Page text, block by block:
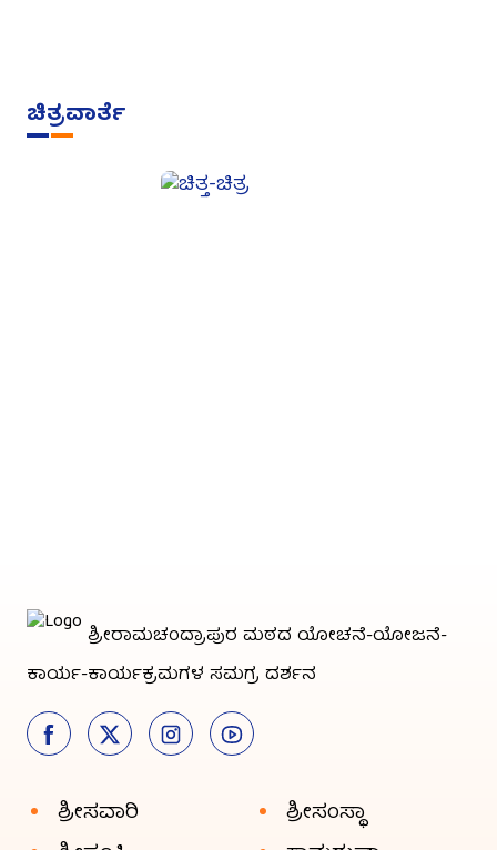
ಚಿತ್ರವಾರ್ತೆ
ಶ್ರೀರಾಮಚಂದ್ರಾಪುರ ಮಠದ ಯೋಚನೆ-ಯೋಜನೆ-
ಕಾರ್ಯ-ಕಾರ್ಯಕ್ರಮಗಳ ಸಮಗ್ರ ದರ್ಶನ
ಶ್ರೀಸವಾರಿ
ಶ್ರೀಸಂಸ್ಥಾ